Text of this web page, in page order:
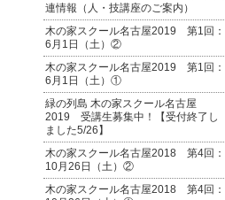
連情報（人・技講座のご案内）
木の家スクール名古屋2019 第1回：
6月1日（土）②
木の家スクール名古屋2019 第1回：
6月1日（土）①
緑の列島 木の家スクール名古屋
2019 受講生募集中！【受付終了し
ました5/26】
木の家スクール名古屋2018 第4回：
10月26日（土）②
木の家スクール名古屋2018 第4回：